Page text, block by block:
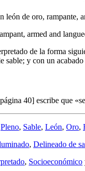
león de oro, rampante,
armed and
de la forma
sable; y con un
40] escribe que «
Pleno, Sable, León, Oro,
, Delineado de
, Socioeconómico